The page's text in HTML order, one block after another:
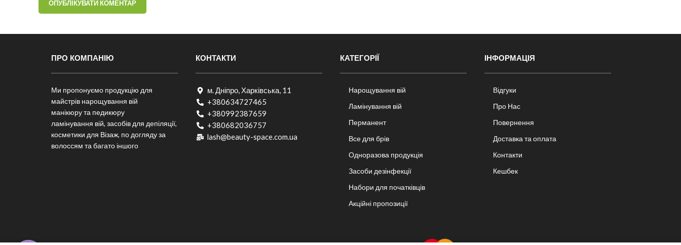
ПРО КОМПАНІЮ
Ми пропонуємо продукцію для
майстрів нарощування вій
манікюру та педикюру
ламінування вій, засобів для депіляції,
косметики для Візаж, по догляду за
волоссям та багато іншого
КОНТАКТИ
м. Дніпро, Харківська, 11
+380634727465
+380992387659
+380682036757​
lash@beauty-space.com.ua
КАТЕГОРІЇ
Нарощування вій
Ламінування вій
Перманент
Все для брів
Одноразова продукція
Засоби дезінфекції
Набори для початківців
Акційні пропозиції
ІНФОРМАЦІЯ
Відгуки
Про Нас
Повернення
Доставка та оплата
Контакти
Кешбек